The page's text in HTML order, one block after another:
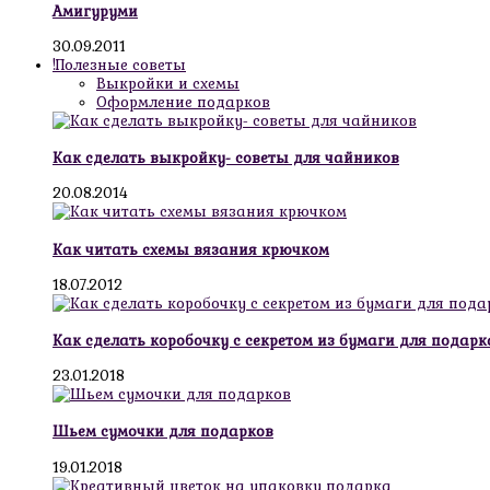
Амигуруми
30.09.2011
!Полезные советы
Выкройки и схемы
Оформление подарков
Как сделать выкройку- советы для чайников
20.08.2014
Как читать схемы вязания крючком
18.07.2012
Как сделать коробочку с секретом из бумаги для
23.01.2018
Шьем сумочки для подарков
19.01.2018